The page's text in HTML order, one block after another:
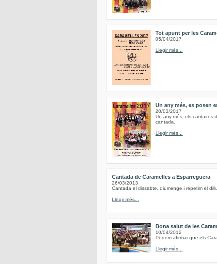
Tot apunt per les
05/04/2017
Llegir més...
Un any més, es posen
20/03/2017
Un any més, els cantaires
cantada.
Llegir més...
Cantada de Caramelles a Esparreguera
26/03/2013
Cantada el dissabte, diumenge i repetim el
Llegir més...
Bona salut de les
10/04/2012
Podem afirmar que els
Llegir més...